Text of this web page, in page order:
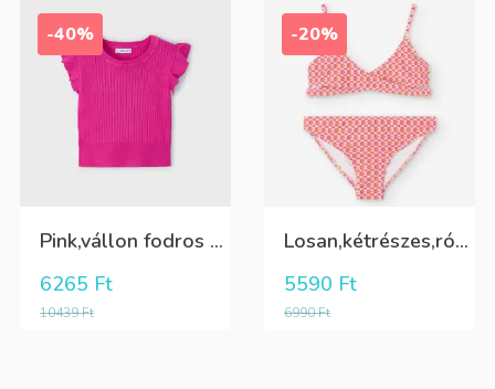
-40%
Pink,vállon fodros csini lány kötött póló
10439Ft
6265 Ft
-20%
Losan,kétrészes,rózsaszín,sárga,krém színű fürdőruha
6990Ft
5590 Ft